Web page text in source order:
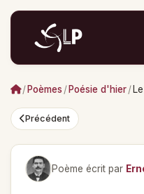
/ Poèmes / Poésie d'hier/
Précédent
Poème écrit par